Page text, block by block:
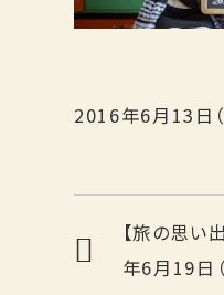
2016年6月13日（
【旅の思い
年6月19日